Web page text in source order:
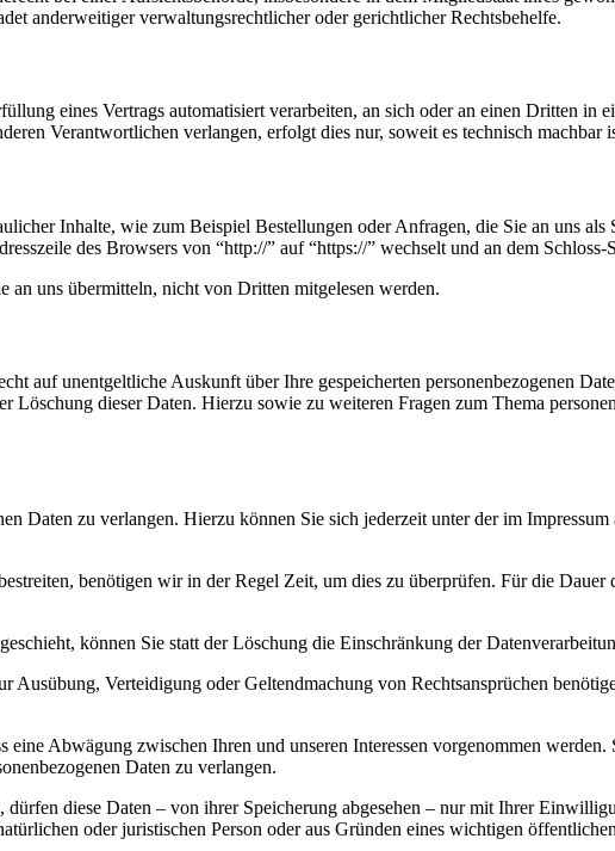
anderweitiger verwaltungsrechtlicher oder gerichtlicher Rechtsbehelfe.
eines Vertrags automatisiert verarbeiten, an sich oder an einen Dritten in
Verantwortlichen verlangen, erfolgt dies nur, soweit es technisch machbar
Inhalte, wie zum Beispiel Bestellungen oder Anfragen, die Sie an uns
des Browsers von “http://” auf “https://” wechselt und an dem
uns übermitteln, nicht von Dritten mitgelesen werden.
auf unentgeltliche Auskunft über Ihre gespeicherten personenbezogenen
dieser Daten. Hierzu sowie zu weiteren Fragen zum Thema
Daten zu verlangen. Hierzu können Sie sich jederzeit unter der im
benötigen wir in der Regel Zeit, um dies zu überprüfen. Für die Dauer
können Sie statt der Löschung die Einschränkung der
Verteidigung oder Geltendmachung von Rechtsansprüchen
Abwägung zwischen Ihren und unseren Interessen vorgenommen werden.
Daten zu verlangen.
diese Daten – von ihrer Speicherung abgesehen – nur mit Ihrer
oder juristischen Person oder aus Gründen eines wichtigen